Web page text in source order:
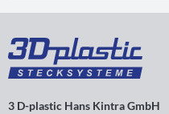
3 D-plastic Hans Kintra GmbH